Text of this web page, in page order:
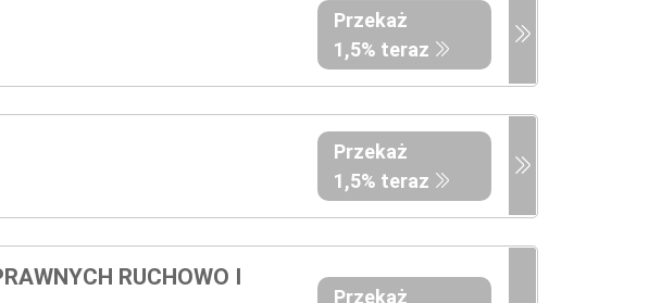
Przekaż
1,5% teraz
Przekaż
1,5% teraz
RUCHOWO I
Przekaż